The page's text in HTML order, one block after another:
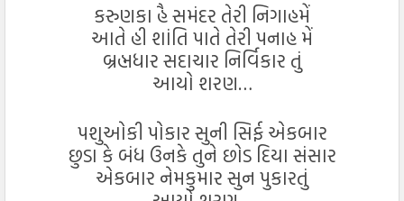
કરુણકા હૈ સમંદર તેરી નિગાહમેં
આતે હી શાંતિ પાતે તેરી પનાહ મેં
બ્રહ્મધાર સદાચાર નિર્વિકાર તું
આયો શરણ…
પશુઓકી પોકાર સુની સિર્ફ એકબાર
છુડા કે બંધ ઉનકે તુને છોડ દિયા સંસાર
એકબાર નેમકુમાર સુન પુકારતું